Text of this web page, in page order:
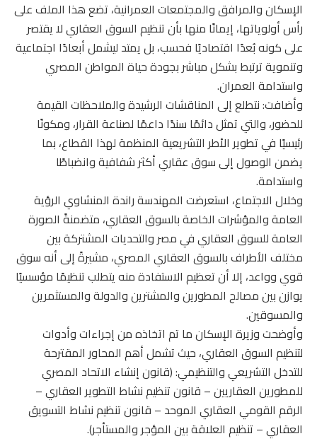
الإسكان والمرافق والمجتمعات العمرانية، تضع هذا الملف على
رأس أولوياتها، إيمانًا منها بأن تنظيم السوق العقاري لا يقتصر
على كونه بُعدًا اقتصاديًا فحسب، بل يمتد ليشمل أبعادًا اجتماعية
وتنموية ترتبط بشكل مباشر بجودة حياة المواطن المصري
واستدامة العمران.
وأضافت: نتطلع إلى المناقشات الرشيدة والملاحظات القيمة
للحضور، والتي تمثل دائمًا سندًا داعمًا لصناعة القرار، ومكونًا
رئيسيًا في تطوير الأطر التشريعية المنظمة لهذا القطاع، بما
يضمن الوصول إلى سوق عقاري أكثر شفافية وانضباطًا
واستدامة.
وخلال الاجتماع، استعرضت المهندسة راندة المنشاوي الرؤية
العامة والمؤشرات الخاصة بالسوق العقاري، متضمنةً الصورة
العامة للسوق العقاري في مصر والتحديات المشتركة بين
مختلف الأطراف بالسوق العقاري المصري، مشيرةً إلى أنه سوق
قوي وواعد، إلا أن تعظيم الاستفادة منه يتطلب تنظيمًا مؤسسيًا
يوازن بين مصالح المطورين والمشترين والدولة والمستثمرين
والمسوقين.
وأوضحت وزيرة الإسكان ما تم اتخاذه من إجراءات وأدوات
لتنظيم السوق العقاري، حيث تشمل أهم المحاور المقترحة
للتدخل التشريعي والتنظيمي: (قانون إنشاء الاتحاد المصري
للمطورين العقاريين – قانون تنظيم نشاط التطوير العقاري –
الرقم القومي العقاري الموحد – قانون تنظيم نشاط التسويق
العقاري – تنظيم العلاقة بين المؤجر والمستأجر).